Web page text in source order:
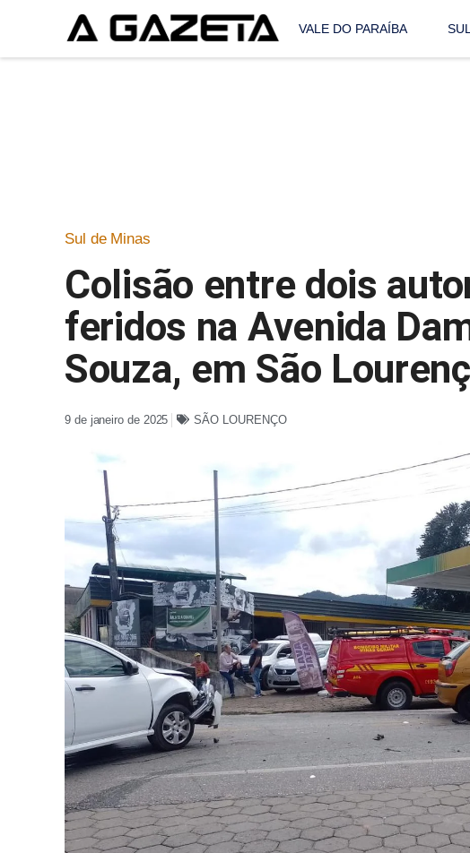
VALE DO PARAÍBA
Sul de Minas
Colisão entre dois
feridos na Avenida
Souza, em São
9 de janeiro de 2025 SÃO LOURENÇO